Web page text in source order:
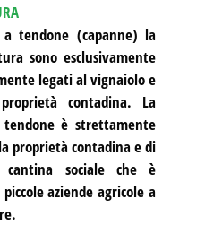
tendone (capanne) la
sono esclusivamente
legati al vignaiolo e
contadina. La
tendone è strettamente
proprietà contadina e di
cantina sociale che è
aziende agricole a